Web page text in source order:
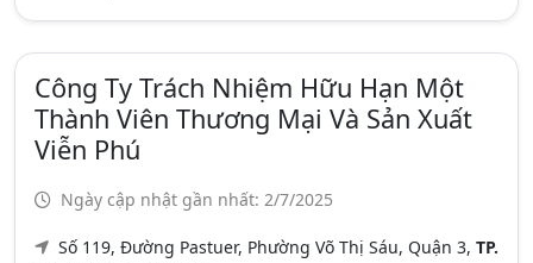
Công Ty Trách Nhiệm Hữu Hạn Một
Thành Viên Thương Mại Và Sản Xuất
Viễn Phú
Ngày cập nhật gần nhất: 2/7/2025
Số 119, Đường Pastuer, Phường Võ Thị Sáu, Quận 3, TP.